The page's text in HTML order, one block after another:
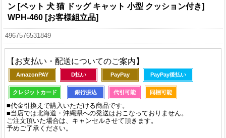
ン [ペット 犬 猫 ドッグ キャット 小型 クッション付き]
WPH-460 [お客様組立品]
4967576531849
【お支払い・配送についてのご案内】
AmazonPAY D払い PayPay PayPay後払い
クレジットカード 銀行振込 代引可能 同梱可能
■代金引換えで購入いただける商品です。
■当店では北海道・沖縄県への発送はおこなっておりません。
ご注文頂いた場合は、キャンセルさせて頂きます。
予めご了承ください。